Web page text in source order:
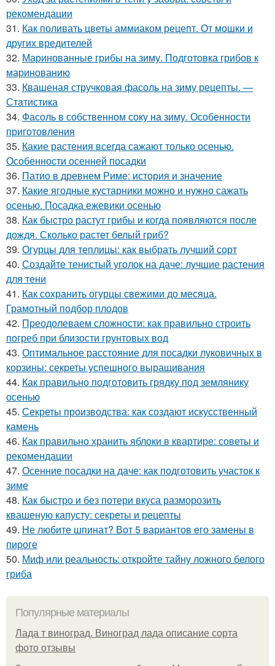
рекомендации
31. Как поливать цветы аммиаком рецепт. От мошки и
других вредителей
32. Маринованные грибы на зиму. Подготовка грибов к
маринованию
33. Квашеная стручковая фасоль на зиму рецепты. —
Статистика
34. Фасоль в собственном соку на зиму. Особенности
приготовления
35. Какие растения всегда сажают только осенью.
Особенности осенней посадки
36. Патио в древнем Риме: история и значение
37. Какие ягодные кустарники можно и нужно сажать
осенью. Посадка ежевики осенью
38. Как быстро растут грибы и когда появляются после
дождя. Сколько растет белый гриб?
39. Огурцы для теплицы: как выбрать лучший сорт
40. Создайте тенистый уголок на даче: лучшие растения
для тени
41. Как сохранить огурцы свежими до месяца.
Грамотный подбор плодов
42. Преодолеваем сложности: как правильно строить
погреб при близости грунтовых вод
43. Оптимальное расстояние для посадки луковичных в
корзины: секреты успешного выращивания
44. Как правильно подготовить грядку под землянику
осенью
45. Секреты производства: как создают искусственный
камень
46. Как правильно хранить яблоки в квартире: советы и
рекомендации
47. Осенние посадки на даче: как подготовить участок к
зиме
48. Как быстро и без потери вкуса разморозить
квашеную капусту: секреты и рецепты
49. Не любите шпинат? Вот 5 вариантов его замены в
пироге
50. Миф или реальность: откройте тайну ложного белого
гриба
Популярные материалы
Лада т виноград. Виноград лада описание сорта
фото отзывы